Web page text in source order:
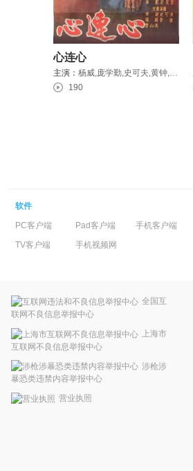
心连心
主演：
杨威,庞学勤,史可夫,黄钟,章薇
190
软件
PC客户端
Pad客户端
手机客户端
TV客户端
手机视频网
全国互
联网不良信息举报中心
上海市
互联网不良信息举报中心
涉枪涉
暴恐类违禁内容举报中心
营业执照